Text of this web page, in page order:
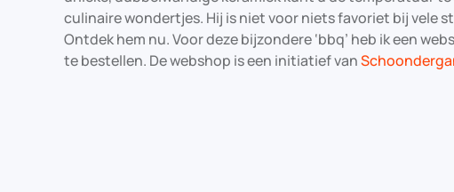
culinaire wondertjes. Hij is niet voor niets favoriet bij vele
Ontdek hem nu. Voor deze bijzondere ‘bbq’ heb ik een
te bestellen. De webshop is een initiatief van